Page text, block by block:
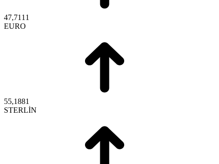
47,7111
EURO
55,1881
STERLİN